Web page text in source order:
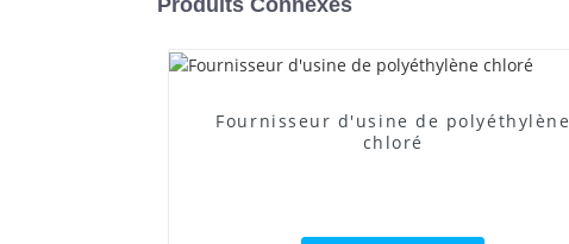
Fournisseur d'usine de polyéthylène
chloré